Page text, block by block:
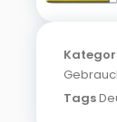
Tags